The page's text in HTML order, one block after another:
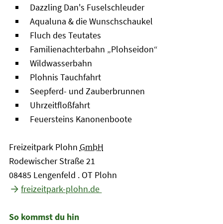
Dazzling Dan's Fuselschleuder
Aqualuna & die Wunschschaukel
Fluch des Teutates
Familienachterbahn „Plohseidon“
Wildwasserbahn
Plohnis Tauchfahrt
Seepferd- und Zauberbrunnen
Uhrzeitfloßfahrt
Feuersteins Kanonenboote
Freizeitpark Plohn GmbH
Rodewischer Straße 21
08485 Lengenfeld . OT Plohn
freizeitpark-plohn.de
So kommst du hin